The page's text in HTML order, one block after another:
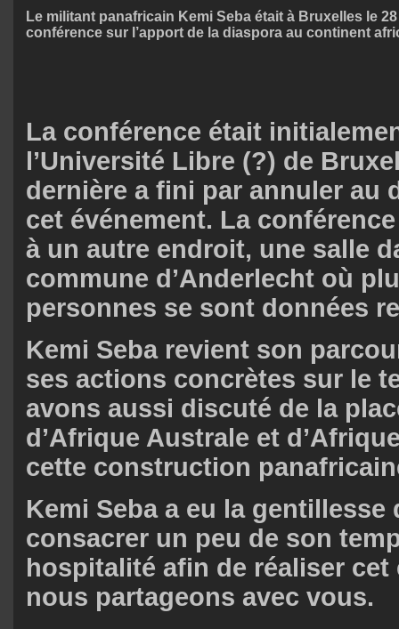
Le militant panafricain Kemi Seba était à Bruxelles le
conférence sur l’apport de la diaspora au continent
La conférence était
l’Université Libre (?) de
dernière a fini par annuler au
cet événement. La
à un autre endroit, une salle
commune d’Anderlecht où
personnes se sont données
Kemi Seba revient son
ses actions concrètes sur le
avons aussi discuté de la
d’Afrique Australe et
cette construction
Kemi Seba a eu la gentillesse
consacrer un peu de son
hospitalité afin de réaliser cet
nous partageons avec vous.